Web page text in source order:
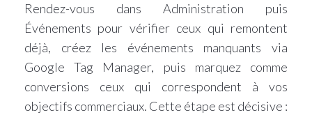
Rendez-vous dans Administration puis
Événements pour vérifier ceux qui remontent
déjà, créez les événements manquants via
Google Tag Manager, puis marquez comme
conversions ceux qui correspondent à vos
objectifs commerciaux. Cette étape est décisive :